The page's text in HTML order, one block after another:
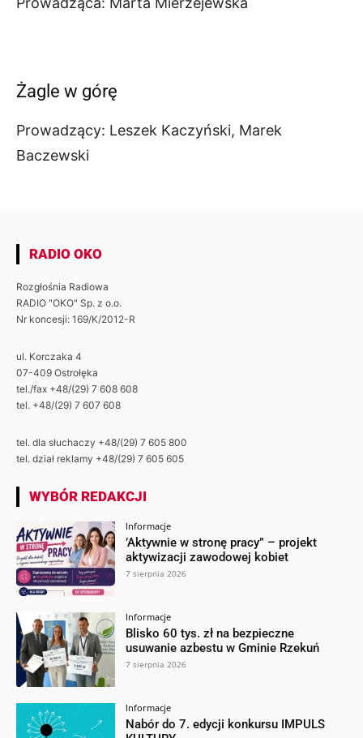
Żagle w górę
Prowadzący: Leszek Kaczyński, Marek
Baczewski
RADIO OKO
Rozgłośnia Radiowa
RADIO "OKO" Sp. z o.o.
Nr koncesji: 169/K/2012-R
ul. Korczaka 4
07-409 Ostrołęka
tel./fax +48/(29) 7 608 608
tel. +48/(29) 7 607 608
tel. dla słuchaczy +48/(29) 7 605 800
tel. dział reklamy +48/(29) 7 605 605
WYBÓR REDAKCJI
Informacje
’Aktywnie w stronę pracy” – projekt
aktywizacji zawodowej kobiet
7 sierpnia 2026
Informacje
Blisko 60 tys. zł na bezpieczne
usuwanie azbestu w Gminie Rzekuń
7 sierpnia 2026
Informacje
Nabór do 7. edycji konkursu IMPULS